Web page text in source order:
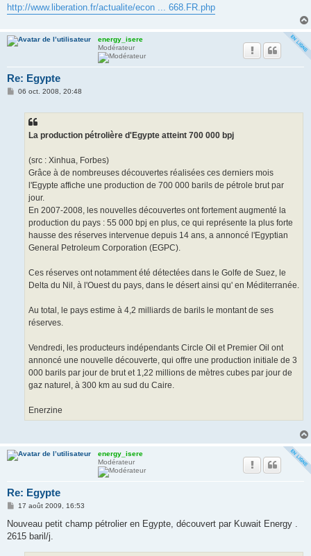
http://www.liberation.fr/actualite/econ ... 668.FR.php
energy_isere
Modérateur
Re: Egypte
M06 oct. 2008, 20:48
La production pétrolière d'Egypte atteint 700 000 bpj
(src : Xinhua, Forbes)
Grâce à de nombreuses découvertes réalisées ces derniers mois
l'Egypte affiche une production de 700 000 barils de pétrole brut par
jour.
En 2007-2008, les nouvelles découvertes ont fortement augmenté la
production du pays : 55 000 bpj en plus, ce qui représente la plus forte
hausse des réserves intervenue depuis 14 ans, a annoncé l'Egyptian
General Petroleum Corporation (EGPC).
Ces réserves ont notamment été détectées dans le Golfe de Suez, le
Delta du Nil, à l'Ouest du pays, dans le désert ainsi qu' en Méditerranée.
Au total, le pays estime à 4,2 milliards de barils le montant de ses
réserves.
Vendredi, les producteurs indépendants Circle Oil et Premier Oil ont
annoncé une nouvelle découverte, qui offre une production initiale de 3
000 barils par jour de brut et 1,22 millions de mètres cubes par jour de
gaz naturel, à 300 km au sud du Caire.
Enerzine
energy_isere
Modérateur
Re: Egypte
M
s
a
17 août 2009, 16:53
Nouveau petit champ pétrolier en Egypte, découvert par Kuwait Energy .
2615 baril/j.